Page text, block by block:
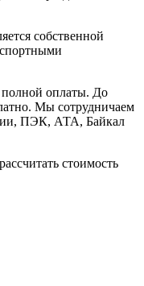
собственной
полной оплаты. До
Мы сотрудничаем
ПЭК, АТА, Байкал
стоимость